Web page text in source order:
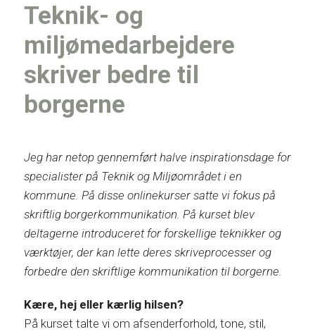
Teknik- og
miljømedarbejdere
skriver bedre til
borgerne
Jeg har netop gennemført halve inspirationsdage for
specialister på Teknik og Miljøområdet i en
kommune. På disse onlinekurser satte vi fokus på
skriftlig borgerkommunikation. På kurset blev
deltagerne introduceret for forskellige teknikker og
værktøjer, der kan lette deres skriveprocesser og
forbedre den skriftlige kommunikation til borgerne.
Kære, hej eller kærlig hilsen?
På kurset talte vi om afsenderforhold, tone, stil,